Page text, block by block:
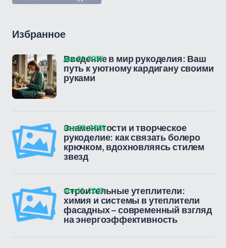
Избранное
Введение в мир рукоделия: Ваш
путь к уютному кардигану своими
руками
дек 01, 2025
Знаменитости и творческое
рукоделие: как связать болеро
крючком, вдохновляясь стилем
звезд
ноя 28, 2025
Строительные утеплители:
химия и системы в утеплители
фасадных – современный взгляд
на энергоэффективность
ноя 12, 2025